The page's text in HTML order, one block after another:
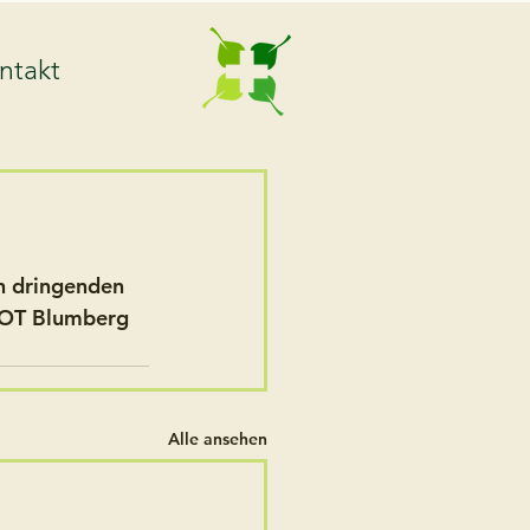
dringenden
Blumberg
Alle ansehen